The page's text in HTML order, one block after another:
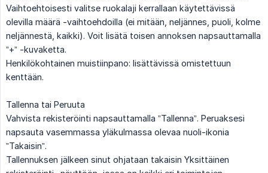
Vaihtoehtoisesti valitse ruokalaji kerrallaan käytettävissä
olevilla määrä -vaihtoehdoilla (ei mitään, neljännes, puoli, kolme
neljännestä, kaikki). Voit lisätä toisen annoksen napsauttamalla
”+” -kuvaketta.
Henkilökohtainen muistiinpano: lisättävissä omistettuun
kenttään.
Tallenna tai Peruuta
Vahvista rekisteröinti napsauttamalla ”Tallenna”. Peruaksesi
napsauta vasemmassa yläkulmassa olevaa nuoli-ikonia
”Takaisin”.
Tallennuksen jälkeen sinut ohjataan takaisin Yksittäinen